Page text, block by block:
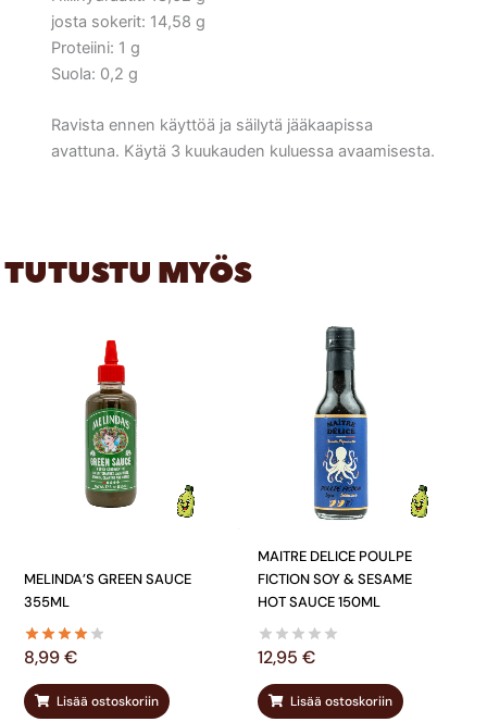
josta sokerit: 14,58 g
Proteiini: 1 g
Suola: 0,2 g
Ravista ennen käyttöä ja säilytä jääkaapissa
avattuna. Käytä 3 kuukauden kuluessa avaamisesta.
TUTUSTU MYÖS
MELINDA’S GREEN SAUCE
355ML
8,99€
Lisää ostoskoriin
MAITRE DELICE POULPE
FICTION SOY & SESAME
HOT SAUCE 150ML
12,95 €
Lisää ostoskoriin